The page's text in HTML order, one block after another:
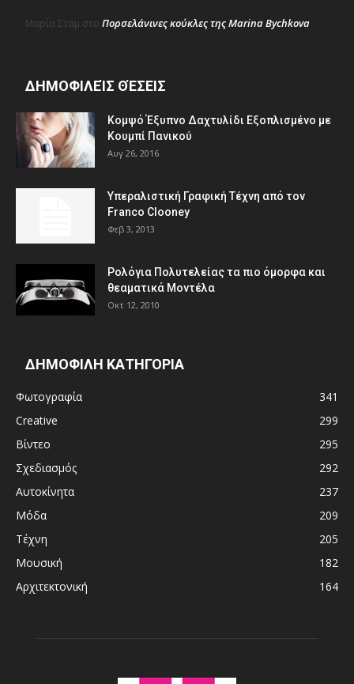
Μαρία Σταμ στο Πορσελάνινες κούκλες της Marina Bychkova
ΔΗΜΟΦΙΛΕΊΣ ΘΈΣΕΙΣ
Κομψό Έξυπνο Δαχτυλίδι Εξοπλισμένο με
Κουμπί Πανικού
Αυγ 26, 2016
Υπεραλιστική Γραφική Τέχνη από τον
Franco Clooney
Φεβ 3, 2013
Ρολόγια Πολυτελείας τα πιο όμορφα και
θεαματικά Μοντέλα
Οκτ 12, 2010
ΔΗΜΟΦΙΛΗ ΚΑΤΗΓΟΡΙΑ
Φωτογραφία
341
Creative
299
Βίντεο
295
Σχεδιασμός
292
Αυτοκίνητα
237
Μόδα
209
Τέχνη
205
Μουσική
182
Αρχιτεκτονική
164